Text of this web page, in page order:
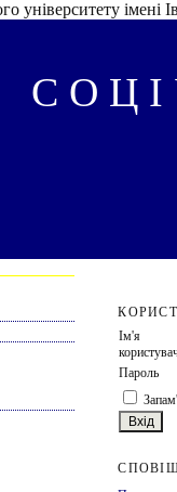
університету імені
Ім'я
Пароль